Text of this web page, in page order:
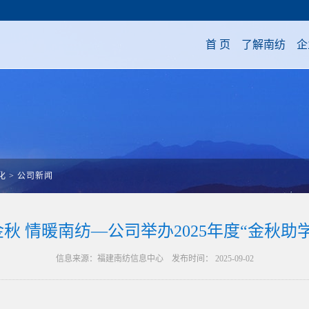
首 页 了解南纺
> 公司新闻
情暖南纺—公司举办2025年度“金秋助
信息来源：福建南纺信息中心 发布时间： 2025-09-02